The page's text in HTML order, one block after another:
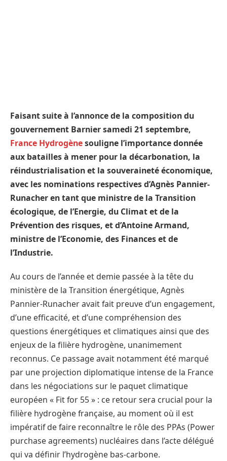
Faisant suite à l’annonce de la composition du
gouvernement Barnier samedi 21 septembre,
France Hydrogènesouligne l’importance donnée
aux batailles à mener pour la décarbonation, la
réindustrialisation et la souveraineté économique,
avec les nominations respectives d’Agnès Pannier-
Runacher en tant que ministre de la Transition
écologique, de l’Energie, du Climat et de la
Prévention des risques, et d’Antoine Armand,
ministre de l’Economie, des Finances et de
l’Industrie.
Au cours de l’année et demie passée à la tête du
ministère de la Transition énergétique, Agnès
Pannier-Runacher avait fait preuve d’un engagement,
d’une efficacité, et d’une compréhension des
questions énergétiques et climatiques ainsi que des
enjeux de la filière hydrogène, unanimement
reconnus. Ce passage avait notamment été marqué
par une projection diplomatique intense de la France
dans les négociations sur le paquet climatique
européen « Fit for 55 » : ce retour sera crucial pour la
filière hydrogène française, au moment où il est
impératif de faire reconnaître le rôle des PPAs (Power
purchase agreements) nucléaires dans l’acte délégué
qui va définir l’hydrogène bas-carbone.